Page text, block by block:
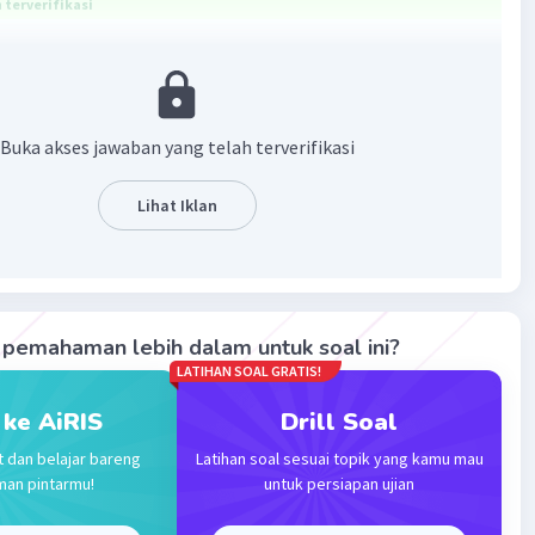
terverifikasi
Kepulauan Melayu.
adalah wilayah di bagian tenggara benua Asia. Asia
membentuk organisasi yang meliputi negara-negara di
Tenggara. Organisasi ini dinamakan ASEAN. Wilayah
menjadi Semenanjung Indochina, Semenanjung
Malaka, dan Kepulauan Melayu.
0.0(0)
Buka akses jawaban yang telah terverifikasi
Lihat Iklan
lebih dalam untuk soal ini?
AiRIS
dan belajar bareng
pintarmu!
LATIHAN SOAL GRATIS!
Drill Soal
Latihan soal sesuai topik yang kamu mau
untuk persiapan ujian